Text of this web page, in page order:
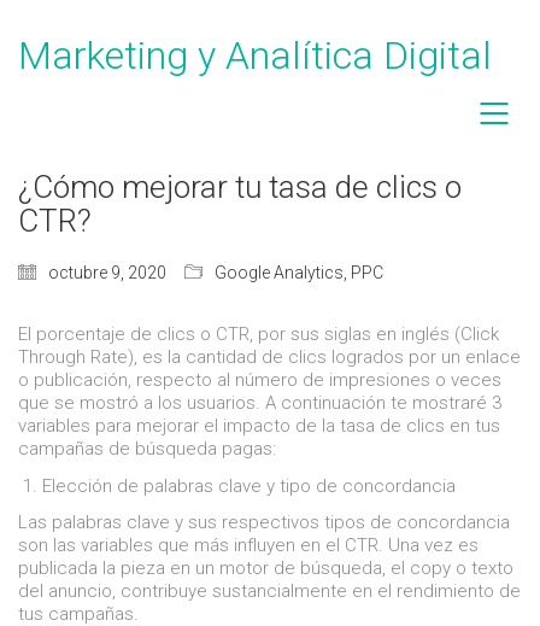
Marketing y Analítica Digital
¿Cómo mejorar tu tasa de clics o
CTR?
octubre 9, 2020 Google Analytics PPC
El porcentaje de clics o CTR, por sus siglas en inglés (Click
Through Rate), es la cantidad de clics logrados por un enlace
o publicación, respecto al número de impresiones o veces
que se mostró a los usuarios. A continuación te mostraré 3
variables para mejorar el impacto de la tasa de clics en tus
campañas de búsqueda pagas:
Elección de palabras clave y tipo de concordancia
Las palabras clave y sus respectivos tipos de concordancia
son las variables que más influyen en el CTR. Una vez es
publicada la pieza en un motor de búsqueda, el copy o texto
del anuncio, contribuye sustancialmente en el rendimiento de
tus campañas.